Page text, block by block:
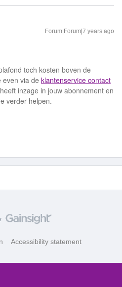
Forum|Forum|7 years ago
toch kosten boven de
even via de klantenservice contact
inzage in jouw abonnement en
verder helpen.
Accessibility statement